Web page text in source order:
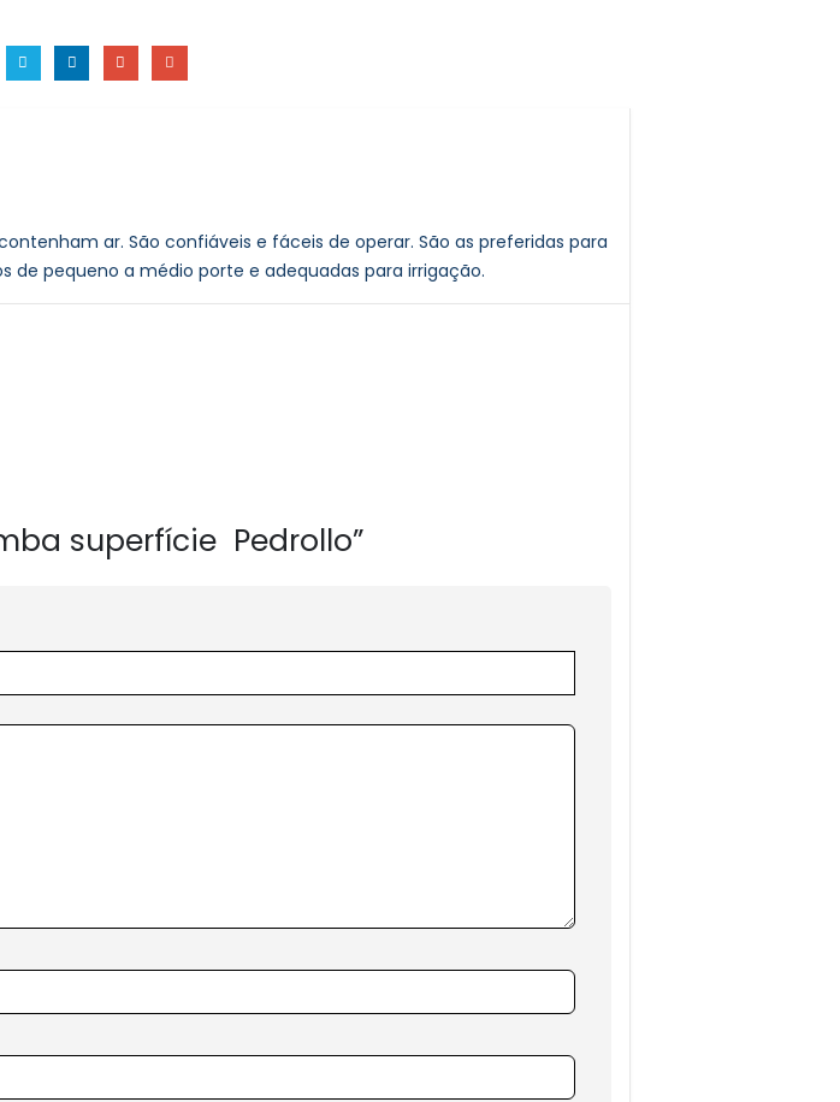
ar. São confiáveis ​​e fáceis de operar. São as preferidas para
pequeno a médio porte e adequadas para irrigação.
superfície Pedrollo”